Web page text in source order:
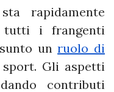
rapidamente
tutti i frangenti
unruolo di
Gli aspetti
contributi